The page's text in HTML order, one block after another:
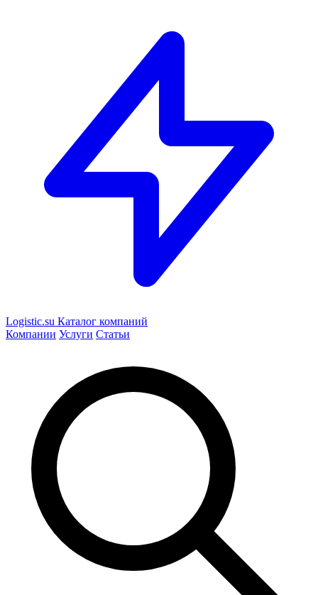
Logistic.su Каталог компаний
Компании Услуги Статьи